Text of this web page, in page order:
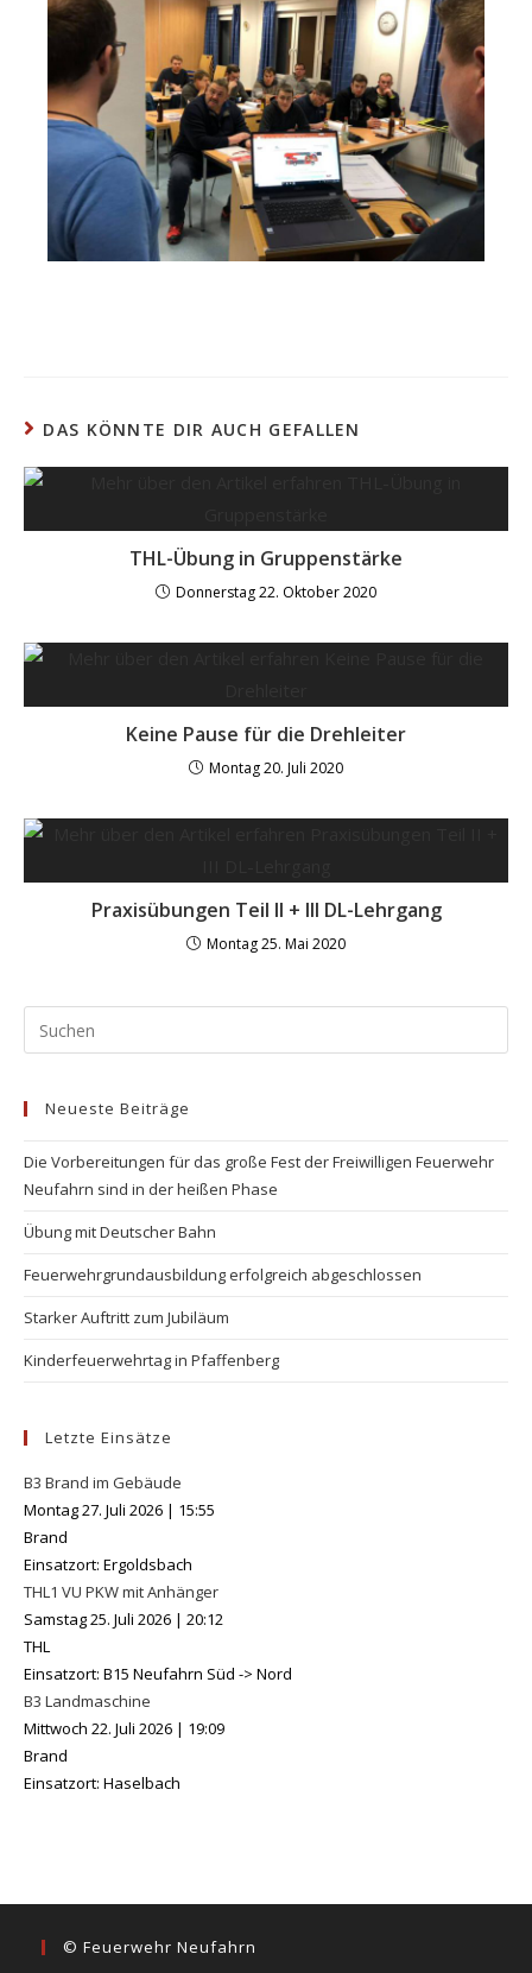
DAS KÖNNTE DIR AUCH GEFALLEN
THL-Übung in Gruppenstärke
Donnerstag 22. Oktober 2020
Keine Pause für die Drehleiter
Montag 20. Juli 2020
Praxisübungen Teil II + III DL-Lehrgang
Montag 25. Mai 2020
Neueste Beiträge
Die Vorbereitungen für das große Fest der Freiwilligen Feuerwehr
Neufahrn sind in der heißen Phase
Übung mit Deutscher Bahn
Feuerwehrgrundausbildung erfolgreich abgeschlossen
Starker Auftritt zum Jubiläum
Kinderfeuerwehrtag in Pfaffenberg
Letzte Einsätze
B3 Brand im Gebäude
Montag 27. Juli 2026 | 15:55
Brand
Einsatzort: Ergoldsbach
THL1 VU PKW mit Anhänger
Samstag 25. Juli 2026 | 20:12
THL
Einsatzort: B15 Neufahrn Süd -> Nord
B3 Landmaschine
Mittwoch 22. Juli 2026 | 19:09
Brand
Einsatzort: Haselbach
© Feuerwehr Neufahrn